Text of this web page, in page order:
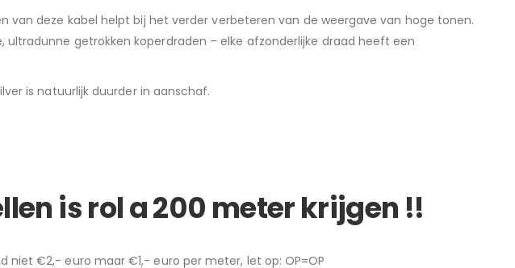
van deze kabel helpt bij het verder verbeteren van de weergave van hoge tonen.
ultradunne getrokken koperdraden – elke afzonderlijke draad heeft een
is natuurlijk duurder in aanschaf.
is rol a 200 meter krijgen !!
niet €2,- euro maar €1,- euro per meter, let op: OP=OP